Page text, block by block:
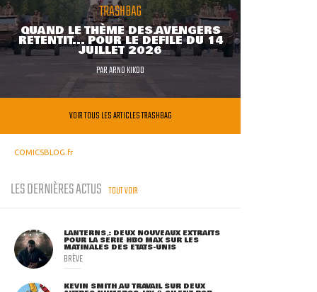
TRASHBAG
QUAND LE THÈME DES AVENGERS
RETENTIT... POUR LE DÉFILÉ DU 14
JUILLET 2026
PARARNO KIKOO
VOIR TOUS LES ARTICLES TRASHBAG
COMICSBLOG.fr
LES DERNIÈRES ACTUS TOUT VOIR
LANTERNS : DEUX NOUVEAUX EXTRAITS
POUR LA SÉRIE HBO MAX SUR LES
MATINALES DES ETATS-UNIS
BRÈVE
KEVIN SMITH AU TRAVAIL SUR DEUX